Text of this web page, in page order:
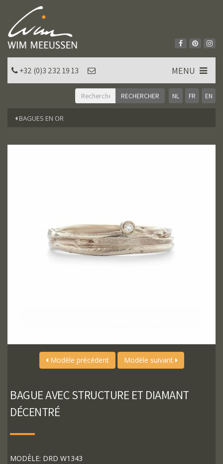
NL FR EN
+32 (0)3 232 19 13 MENU
BAGUES EN OR
Modèle précédent Modèle suivant
BAGUE AVEC STRUCTURE ET DIAMANT
DÉCENTRÉ
MODÈLE: DRD W1343